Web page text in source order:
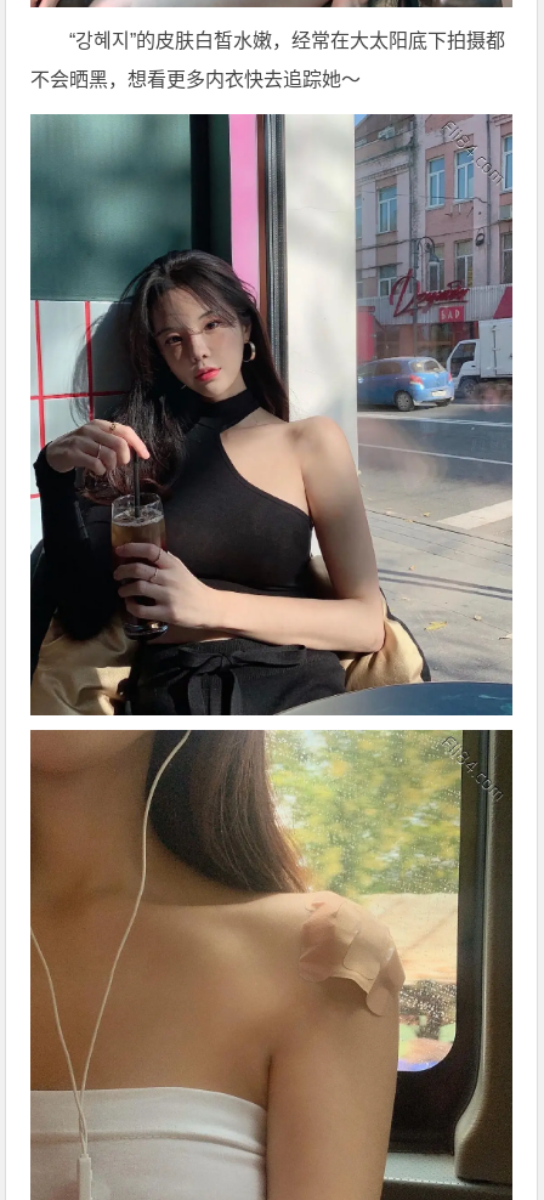
“강혜지”的皮肤白皙水嫩，经常在大太阳底下拍摄都
不会晒黑，想看更多内衣快去追踪她～